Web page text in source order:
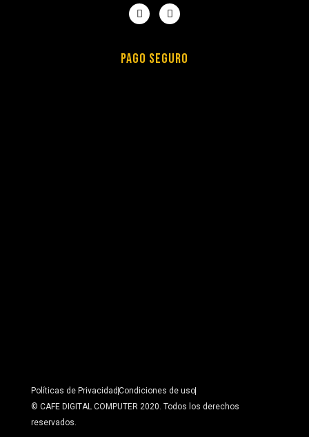
PAGO SEGURO
Políticas de Privacidad Condiciones de uso
© CAFE DIGITAL COMPUTER 2020. Todos los derechos
reservados.